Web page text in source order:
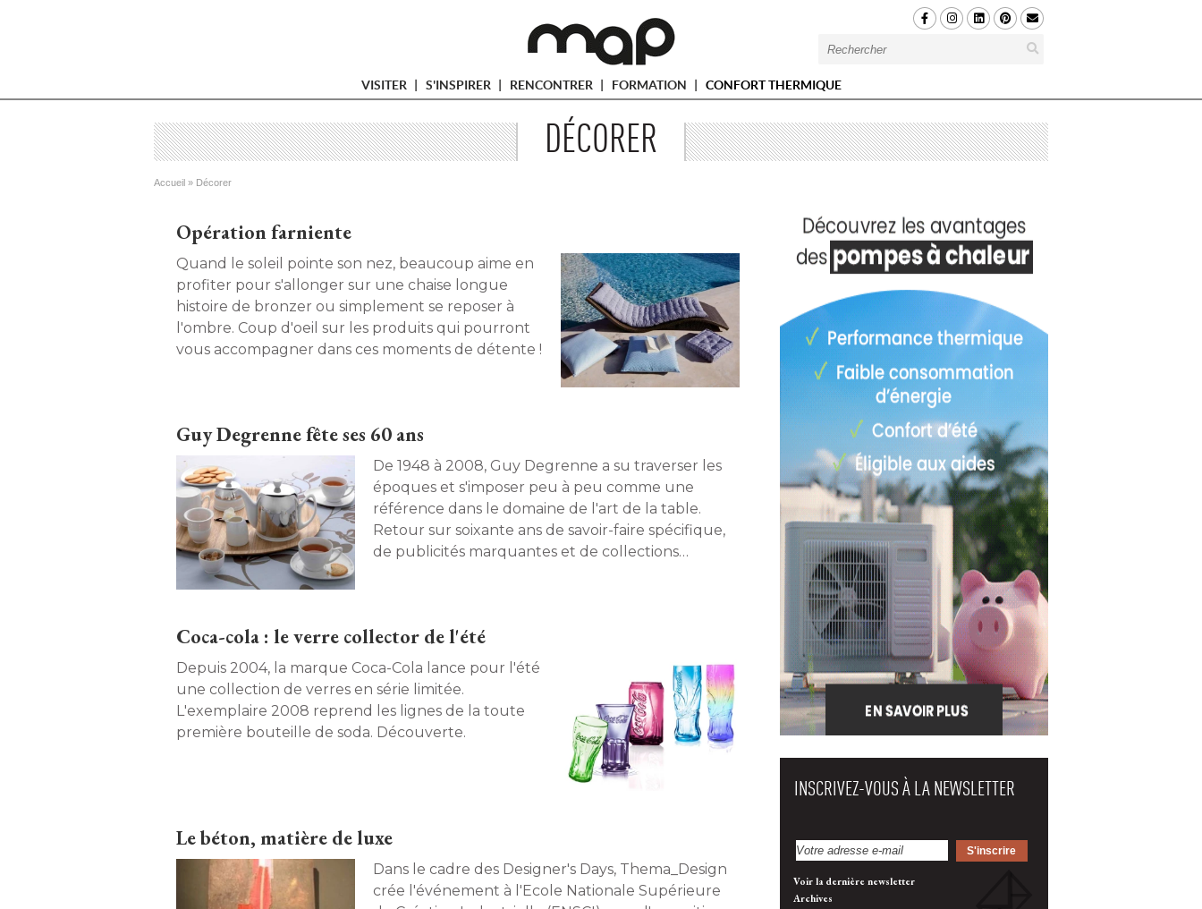
VISITER S'INSPIRER RENCONTRER FORMATION CONFORT THERMIQUE
DÉCORER
Vous êtes ici
Accueil » Décorer
Opération farniente
Quand le soleil pointe son nez, beaucoup aime en
profiter pour s'allonger sur une chaise longue
histoire de bronzer ou simplement se reposer à
l'ombre. Coup d'oeil sur les produits qui pourront
vous accompagner dans ces moments de détente !
Guy Degrenne fête ses 60 ans
De 1948 à 2008, Guy Degrenne a su traverser les
époques et s'imposer peu à peu comme une
référence dans le domaine de l'art de la table.
Retour sur soixante ans de savoir-faire spécifique,
de publicités marquantes et de collections
Coca-cola : le verre collector de l'été
Depuis 2004, la marque Coca-Cola lance pour l'été
une collection de verres en série limitée.
L'exemplaire 2008 reprend les lignes de la toute
première bouteille de soda. Découverte.
Le béton, matière de luxe
Dans le cadre des Designer's Days, Thema_Design
crée l'événement à l'Ecole Nationale Supérieure
INSCRIVEZ-VOUS À LA NEWSLETTER
Voir la dernière newsletter
Archives